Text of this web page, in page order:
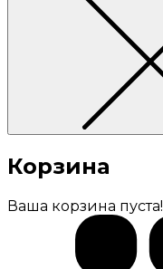
Корзина
Ваша корзина пуста!